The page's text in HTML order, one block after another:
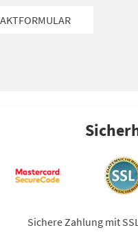
Sichere Zahlung mit